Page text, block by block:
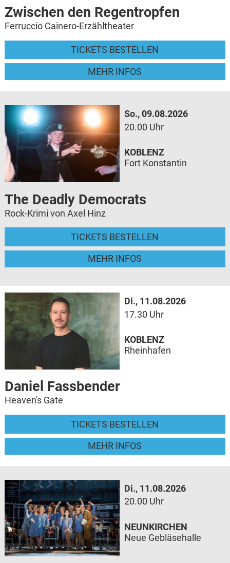
Zwischen den Regentropfen
Ferruccio Cainero-Erzähltheater
TICKETS BESTELLEN
MEHR INFOS
So., 09.08.2026
20.00 Uhr
The Deadly Democrats
Rock-Krimi von Axel Hinz
TICKETS BESTELLEN
MEHR INFOS
KOBLENZ
Fort Konstantin
Di., 11.08.2026
17.30 Uhr
Daniel Fassbender
Heaven's Gate
TICKETS BESTELLEN
MEHR INFOS
KOBLENZ
Rheinhafen
Di., 11.08.2026
20.00 Uhr
NEUNKIRCHEN
Neue Gebläsehalle